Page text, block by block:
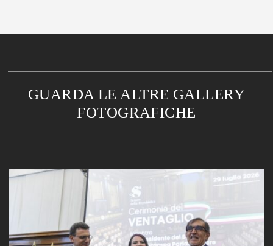
GUARDA LE ALTRE GALLERY
FOTOGRAFICHE